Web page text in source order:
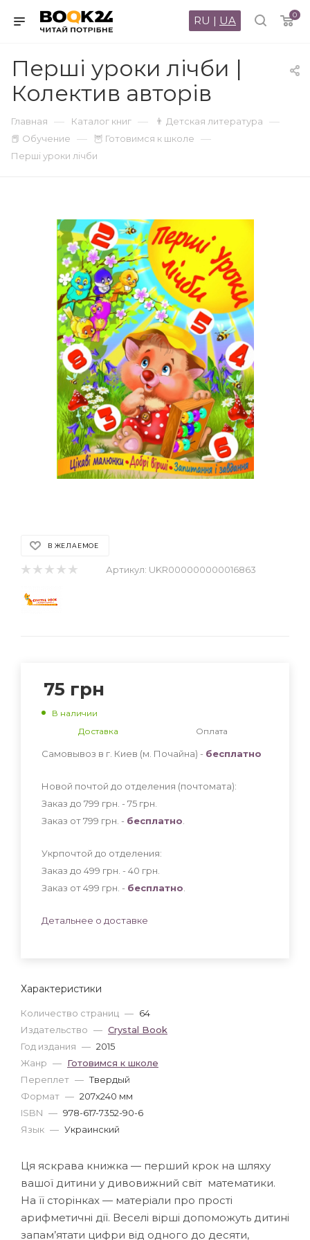
0
RU | UA
Перші уроки лічби |
Колектив авторів
Главная — Каталог книг — 👨 Детская литература —
📕 Обучение — 🦉 Готовимся к школе —
Перші уроки лічби
В ЖЕЛАЕМОЕ
Артикул: UKR000000000016863
Характеристики
Количество страниц — 64
Издательство — Crystal Book
Год издания — 2015
Жанр — Готовимся к школе
Переплет — Твердый
Формат — 207x240 мм
ISBN — 978-617-7352-90-6
Язык — Украинский
75 грн
В наличии
Доставка
Оплата
Самовывоз в г. Киев (м. Почайна) - бесплатно
Новой почтой до отделения (почтомата):
Заказ до 799 грн. - 75 грн
Заказ от 799 грн. - бесплатно
Укрпочтой до отделения:
Заказ до 499 грн. - 40 грн
Заказ от 499 грн. - бесплатно
Детальнее о доставке
Ця яскрава книжка — перший крок на шляху
вашої дитини у дивовижний світ математики.
На її сторінках — матеріали про прості
арифметичні дії. Веселі вірші допоможуть дитині
запам’ятати цифри від одного до десяти,